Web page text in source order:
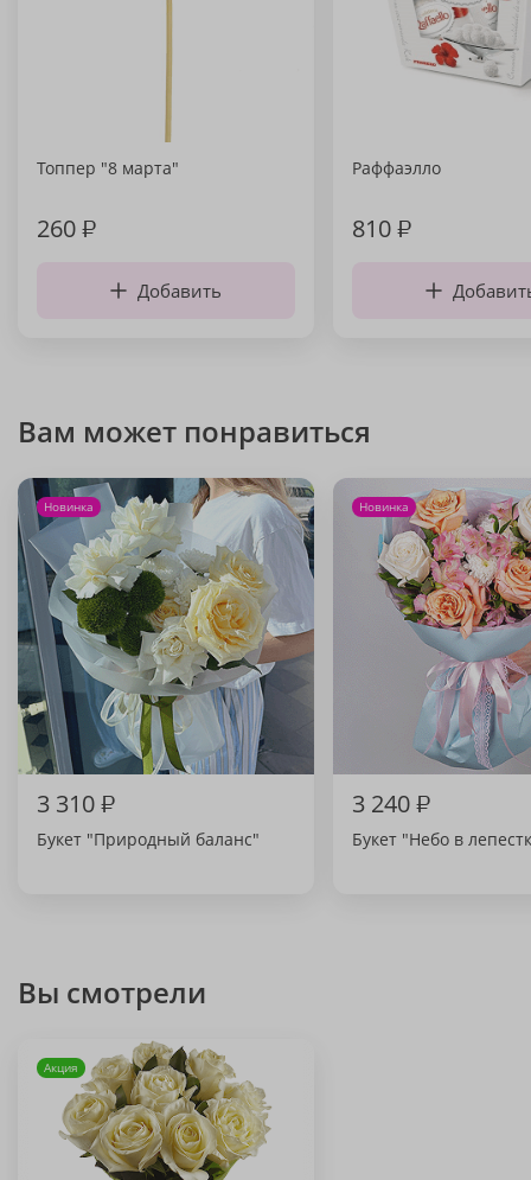
Топпер "8 марта"
260₽
Добавить
Раффаэлло
810₽
Вам может понравиться
Новинка
3 310₽
Букет "Природный баланс"
Новинка
3 240₽
Букет "Небо в
Вы смотрели
Акция